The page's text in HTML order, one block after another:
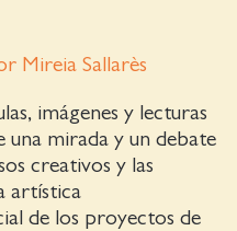
Mireia Sallarès
imágenes y lecturas
una mirada y un debate
creativos y las
artística
de los proyectos de